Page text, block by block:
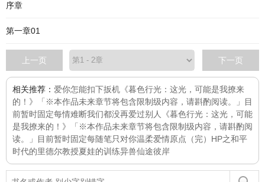
序章
第一章01
上一页 下一页
相关推荐： 爱你怎能扣下扳机 《暮色行光：这光，可能是我撩来
的！》「※本作品未来章节将包含限制级内容，请斟酌阅读。」目
前暂时固定每情难断我们都没再爱过别人
《暮色行光：这光，可能
是我撩来的！》「※本作品未来章节将包含限制级内容，请斟酌阅
读。」目前暂时固定每随笔只对你温柔爱情原点（完） HP之和平
时代的里德尔教授夏娃的训练异兽仙途彼岸